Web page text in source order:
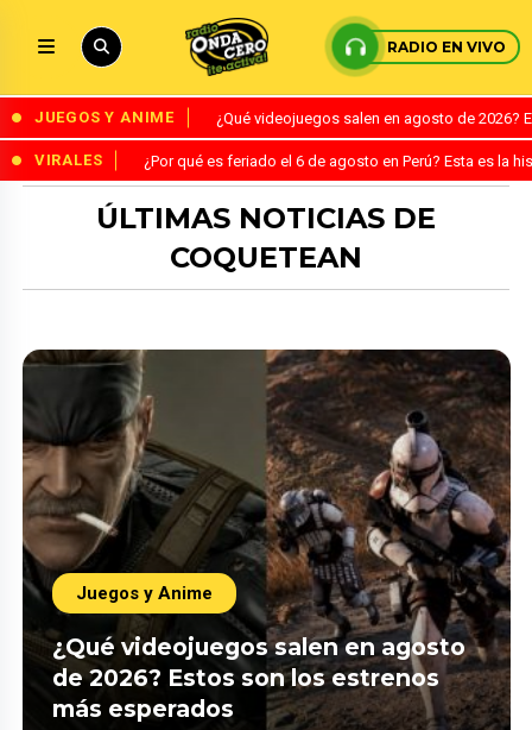
RADIO EN VIVO
JUEGOS Y ANIME ¿Qué videojuegos salen en agosto de
VIRALES ¿Por qué es feriado el 6 de agosto en Perú? Esta es la
ÚLTIMAS NOTICIAS DE
COQUETEAN
Juegos y Anime
¿Qué videojuegos salen en agosto
de 2026? Estos son los estrenos
más esperados